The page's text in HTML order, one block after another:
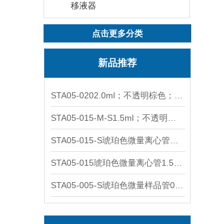
移液器
点击更多分类
新品推荐